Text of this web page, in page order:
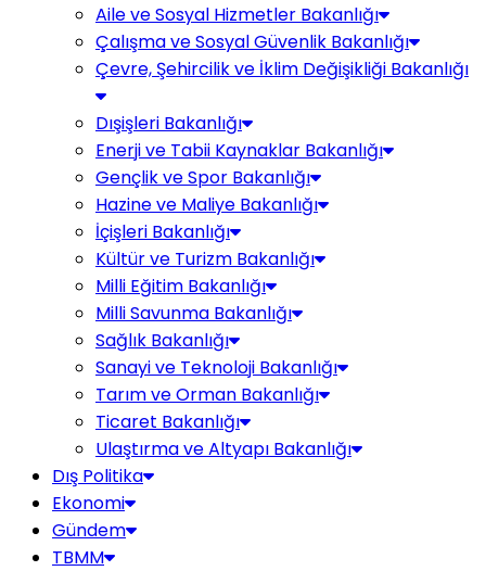
Aile ve Sosyal Hizmetler Bakanlığı
Çalışma ve Sosyal Güvenlik Bakanlığı
Çevre, Şehircilik ve İklim Değişikliği Bakanlığı
Dışişleri Bakanlığı
Enerji ve Tabii Kaynaklar Bakanlığı
Gençlik ve Spor Bakanlığı
Hazine ve Maliye Bakanlığı
İçişleri Bakanlığı
Kültür ve Turizm Bakanlığı
Milli Eğitim Bakanlığı
Milli Savunma Bakanlığı
Sağlık Bakanlığı
Sanayi ve Teknoloji Bakanlığı
Tarım ve Orman Bakanlığı
Ticaret Bakanlığı
Ulaştırma ve Altyapı Bakanlığı
Dış Politika
Ekonomi
Gündem
TBMM